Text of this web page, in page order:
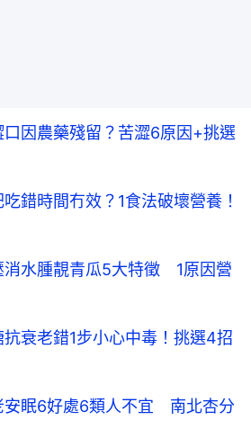
因農藥殘留？苦澀6原因+挑選
錯時間冇效？1食法破壞營養！
消水腫靚青瓜5大特徵 1原因營
衰老錯1步小心中毒！挑選4招
安眠6好處6類人不宜 南北杏分